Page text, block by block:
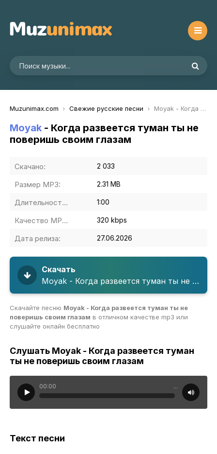
Muzunimax.com Свежие русские песни Moyak - Когда развеется туман ты не поверишь своим глазам
Moyak - Когда развеется туман ты не
поверишь своим глазам
Скачано: 2 033
Размер MP3: 2.31 MB
Длительность MP3: 1:00
Качество MP3: 320 kbps
Дата релиза: 27.06.2026
Скачать
Moyak - Когда развеется туман ты не поверишь своим глазам
Скачайте песню Moyak - Когда развеется туман ты не
поверишь своим глазам в отличном качестве mp3 или
слушайте онлайн бесплатно
Слушать Moyak - Когда развеется туман
ты не поверишь своим глазам
00:00 ...
Текст песни